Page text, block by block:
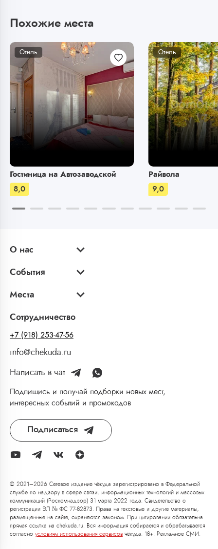
Похожие места
Отель
Гостиница на Автозаводской
8,0
Отель
Райвола
9,0
О нас
События
Места
Сотрудничество
+7 (918) 253-47-56
info@chekuda.ru
Написать в чат
Подпишись и получай подборки новых мест,
интересных событий и промокодов
Подписаться
© 2021–2026 Сетевое издание чёкуда зарегистрировано в Федеральной
службе по надзору в сфере связи, информационных технологий и массовых
коммуникаций (Роскомнадзор) 31 марта 2022 года. Свидетельство о
регистрации ЭЛ № ФС 77-82873. Права на текстовые и другие материалы,
размещенные на сайте, охраняются законом. При цитировании обязательна
прямая ссылка на chekuda.ru. Вся информация собирается и обрабатывается
согласно условиям использования сервисов чёкуда. 18+. Рекламное СМИ.